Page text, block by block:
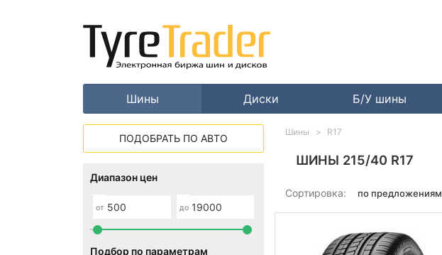
Шины Диски Б/У шины
ШИНЫ 215/40 R17
Сортировка:
Шины R17
ПОДОБРАТЬ ПО АВТО
Диапазон цен
от до
Подбор по параметрам